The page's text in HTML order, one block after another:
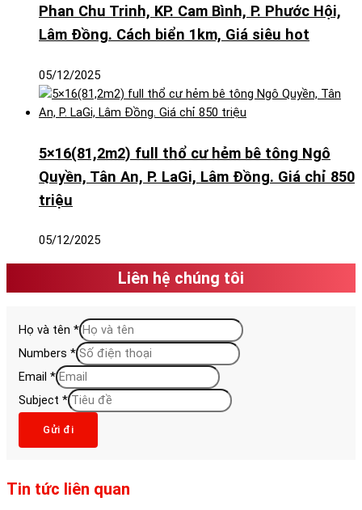
Phan Chu Trinh, KP. Cam Bình, P. Phước Hội,
Lâm Đồng. Cách biển 1km, Giá siêu hot
05/12/2025
5×16(81,2m2) full thổ cư hẻm bê tông Ngô
Quyền, Tân An, P. LaGi, Lâm Đồng. Giá chỉ 850
triệu
05/12/2025
Liên hệ chúng tôi
Họ và tên *
Numbers *
Email *
Subject *
Gửi đi
Tin tức liên quan